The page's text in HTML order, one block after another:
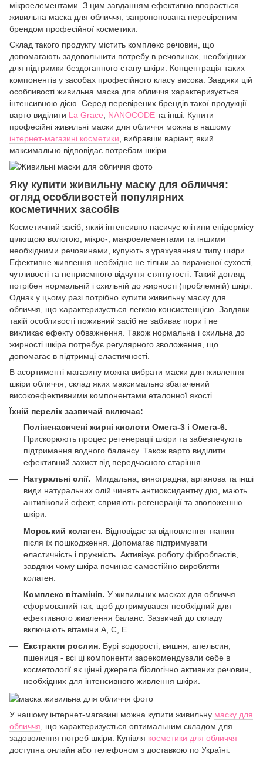
мікроелементами. З цим завданням ефективно впорається
живильна маска для обличчя, запропонована перевіреним
брендом професійної косметики.
Склад такого продукту містить комплекс речовин, що
допомагають задовольнити потребу в речовинах, необхідних
для підтримки бездоганного стану шкіри. Концентрація таких
компонентів у засобах професійного класу висока. Завдяки цій
особливості живильна маска для обличчя характеризується
інтенсивною дією. Серед перевірених брендів такої продукції
варто виділити La Grace NANOCODE та інші. Купити
професійні живильні маски для обличчя можна в нашому
інтернет-магазині косметики , вибравши варіант, який
максимально відповідає потребам шкіри.
Яку купити живильну маску для обличчя:
огляд особливостей популярних
косметичних засобів
Косметичний засіб, який інтенсивно насичує клітини епідермісу
цілющою вологою, мікро-, макроелементами та іншими
необхідними речовинами, купують з урахуванням типу шкіри.
Ефективне живлення необхідне не тільки за вираженої сухості,
чутливості та неприємного відчуття стягнутості. Такий догляд
потрібен нормальній і схильній до жирності (проблемній) шкірі.
Однак у цьому разі потрібно купити живильну маску для
обличчя, що характеризується легкою консистенцією. Завдяки
такій особливості поживний засіб не забиває пори і не
викликає ефекту обважнення. Також нормальна і схильна до
жирності шкіра потребує регулярного зволоження, що
допомагає в підтримці еластичності.
В асортименті магазину можна вибрати маски для живлення
шкіри обличчя, склад яких максимально збагачений
високоефективними компонентами еталонної якості.
Їхній перелік зазвичай включає:
Поліненасичені жирні кислоти Омега-3 і Омега-6.
Прискорюють процес регенерації шкіри та забезпечують
підтримання водного балансу. Також варто виділити
ефективний захист від передчасного старіння.
Натуральні олії.
Мигдальна, виноградна, арганова та інші
види натуральних олій чинять антиоксидантну дію, мають
антивіковий ефект, сприяють регенерації та зволоженню
шкіри.
Морський колаген. Відповідає за відновлення тканин
після їх пошкодження. Допомагає підтримувати
еластичність і пружність. Активізує роботу фібробластів,
завдяки чому шкіра починає самостійно виробляти
колаген.
Комплекс вітамінів. У живильних масках для обличчя
сформований так, щоб дотримувався необхідний для
ефективного живлення баланс. Зазвичай до складу
включають вітаміни A, C, E.
Екстракти рослин. Бурі водорості, вишня, апельсин,
пшениця - всі ці компоненти зарекомендували себе в
косметології як цінні джерела біологічно активних речовин,
необхідних для інтенсивного живлення шкіри.
У нашому інтернет-магазині можна купити живильну маску для
обличчя , що характеризується оптимальним складом для
задоволення потреб шкіри. Купівля косметики для обличчя
доступна онлайн або телефоном з доставкою по Україні.